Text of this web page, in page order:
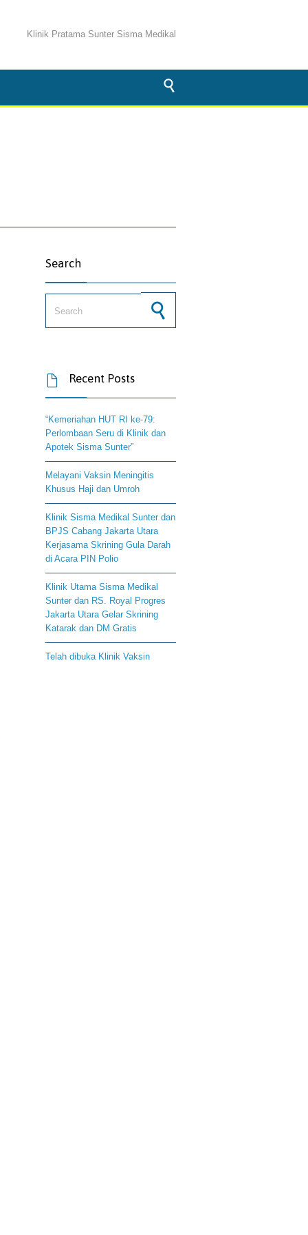
Klinik Pratama Sunter Sisma Medikal

Search
 Recent Posts
“Kemeriahan HUT RI ke-79:
Perlombaan Seru di Klinik dan
Apotek Sisma Sunter”
Melayani Vaksin Meningitis
Khusus Haji dan Umroh
Klinik Sisma Medikal Sunter dan
BPJS Cabang Jakarta Utara
Kerjasama Skrining Gula Darah
di Acara PIN Polio
Klinik Utama Sisma Medikal
Sunter dan RS. Royal Progres
Jakarta Utara Gelar Skrining
Katarak dan DM Gratis
Telah dibuka Klinik Vaksin